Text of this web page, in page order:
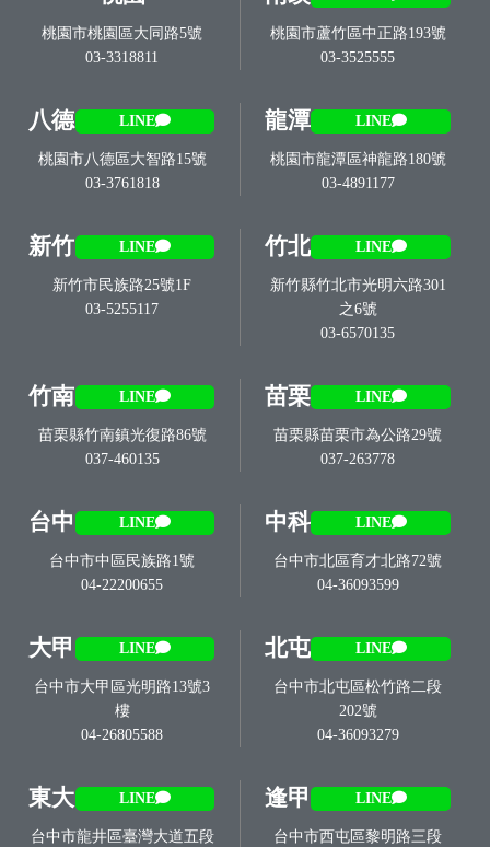
桃園市桃園區大同路5號
03-3318811
桃園市蘆竹區中正路193號
03-3525555
八德 LINE
桃園市八德區大智路15號
03-3761818
龍潭 LINE
桃園市龍潭區神龍路180號
03-4891177
新竹 LINE
新竹市民族路25號1F
03-5255117
竹北 LINE
新竹縣竹北市光明六路301
之6號
03-6570135
竹南 LINE
苗栗縣竹南鎮光復路86號
037-460135
苗栗 LINE
苗栗縣苗栗市為公路29號
037-263778
台中 LINE
台中市中區民族路1號
04-22200655
中科 LINE
台中市北區育才北路72號
04-36093599
大甲 LINE
台中市大甲區光明路13號3
樓
04-26805588
北屯 LINE
台中市北屯區松竹路二段
202號
04-36093279
東大 LINE
台中市龍井區臺灣大道五段
逢甲 LINE
台中市西屯區黎明路三段